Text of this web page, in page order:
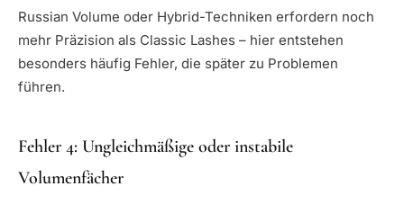
Russian Volume oder Hybrid-Techniken erfordern noch
mehr Präzision als Classic Lashes – hier entstehen
besonders häufig Fehler, die später zu Problemen
führen.
Fehler 4: Ungleichmäßige oder instabile
Volumenfächer